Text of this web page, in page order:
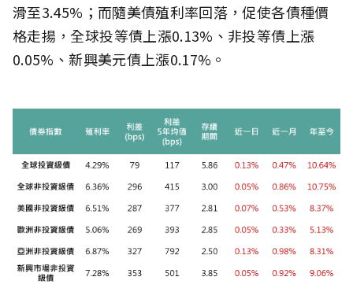
滑至3.45%；而隨美債殖利率回落，促使各債種價
格走揚，全球投等債上漲0.13%、非投等債上漲
0.05%、新興美元債上漲0.17%。